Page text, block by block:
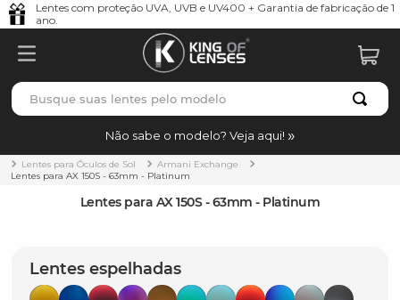
Lentes com proteção UVA, UVB e UV400 + Garantia de fabricação de 1
ano.
Busque suas lentes pelo modelo
Não sabe o modelo? Veja aqui!
Lentes para Óculos de Sol
Armani Exchange
Lentes para AX 150S - 63mm - Platinum
Lentes para AX 150S - 63mm - Platinum
Lentes espelhadas
TERMOS MAIS BUSCADOS
1º borrachas
holbrook
5º chaves